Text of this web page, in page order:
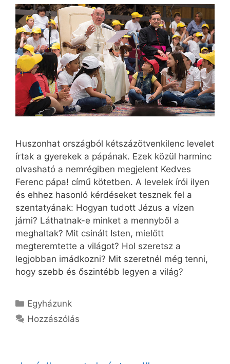
Huszonhat országból kétszázötvenkilenc levelet
írtak a gyerekek a pápának. Ezek közül harminc
olvasható a nemrégiben megjelent Kedves
Ferenc pápa! című kötetben. A levelek írói ilyen
és ehhez hasonló kérdéseket tesznek fel a
szentatyának: Hogyan tudott Jézus a vízen
járni? Láthatnak-e minket a mennyből a
meghaltak? Mit csinált Isten, mielőtt
megteremtette a világot? Hol szeretsz a
legjobban imádkozni? Mit szeretnél még tenni,
hogy szebb és őszintébb legyen a világ?
Kategória
Egyházunk
Hozzászólás